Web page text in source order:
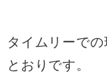
タイムリーで
とおりです。